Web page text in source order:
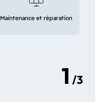
Maintenance et réparation